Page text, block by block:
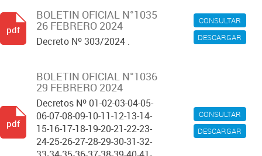
CONSULTAR
DESCARGAR
BOLETIN OFICIAL N°1035
26 FEBRERO 2024
Decreto Nº 303/2024 .
pdf
CONSULTAR
DESCARGAR
BOLETIN OFICIAL N°1036
29 FEBRERO 2024
Decretos Nº 01-02-03-04-05-
06-07-08-09-10-11-12-13-14-
15-16-17-18-19-20-21-22-23-
24-25-26-27-28-29-30-31-32-
pdf